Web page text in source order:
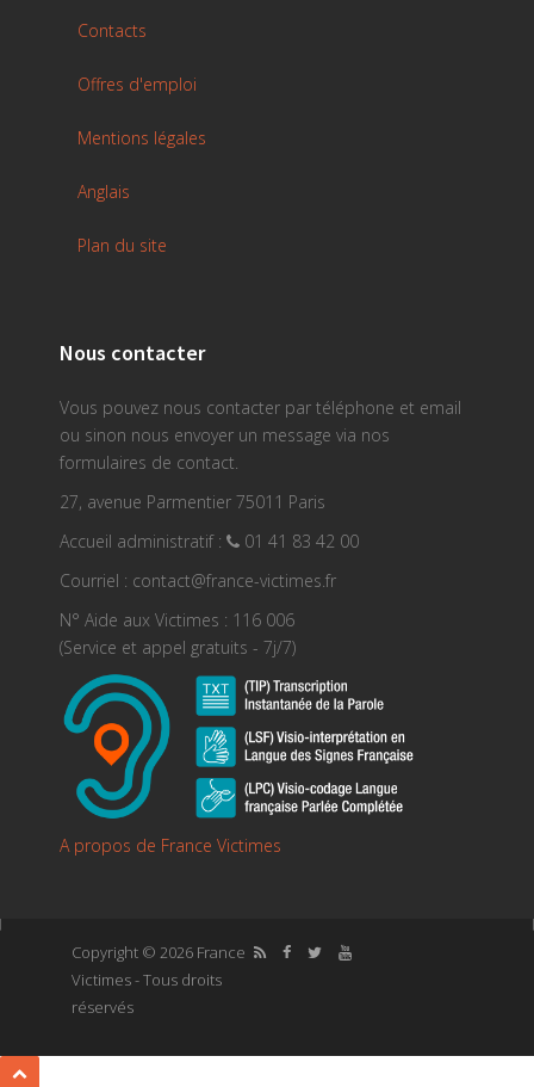
Contacts
Offres d'emploi
Mentions légales
Anglais
Plan du site
Nous contacter
Vous pouvez nous contacter par téléphone et email
ou sinon nous envoyer un message via nos
formulaires de contact.
27, avenue Parmentier 75011 Paris
Accueil administratif :
01 41 83 42 00
Courriel : contact@france-victimes.fr
N° Aide aux Victimes : 116 006
(Service et appel gratuits - 7j/7)
A propos de France Victimes
Copyright © 2026 France
Victimes - Tous droits
réservés